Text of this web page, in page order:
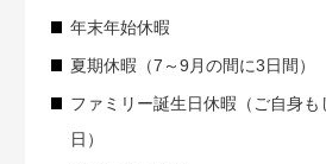
年末年始休暇
夏期休暇（7～9月の間に3日間）
ファミリー誕生日休暇（ご自身
日）